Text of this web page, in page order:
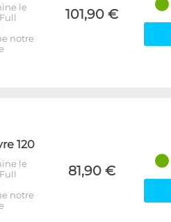
le
notre
101,90 €
120
le
notre
81,90 €